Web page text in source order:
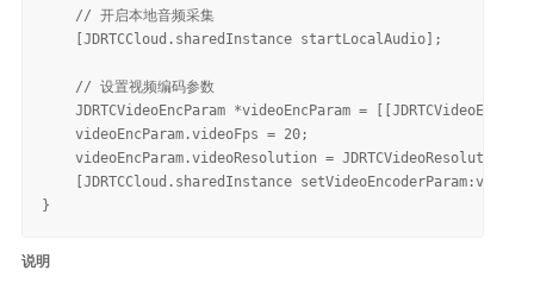
    // 开启本地音频采集
    [JDRTCCloud.sharedInstance startLocalAudio];
    // 设置视频编码参数
JDRTCVideoEncParam *videoEncParam =
videoEncParam.videoFps = 20;
videoEncParam.videoResolution =
[JDRTCCloud.sharedInstance
说明